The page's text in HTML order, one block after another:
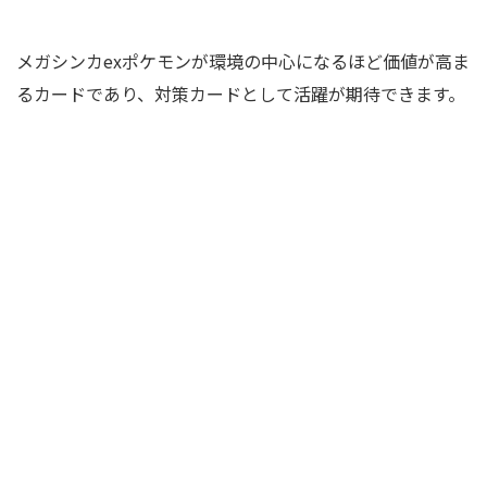
メガシンカexポケモンが環境の中心になるほど価値が高ま
るカードであり、対策カードとして活躍が期待できます。